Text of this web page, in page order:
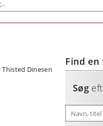
Find
Søg
Søg efter